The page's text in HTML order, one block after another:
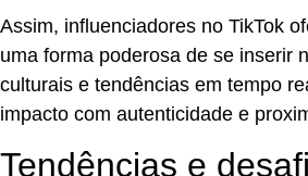
Assim, influenciadores no TikTok
uma forma poderosa de se inserir
culturais e tendências em tempo
impacto com autenticidade e
Tendências e